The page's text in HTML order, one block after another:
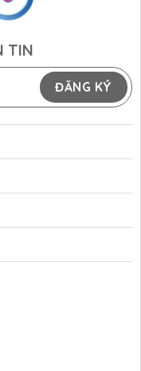
TIN